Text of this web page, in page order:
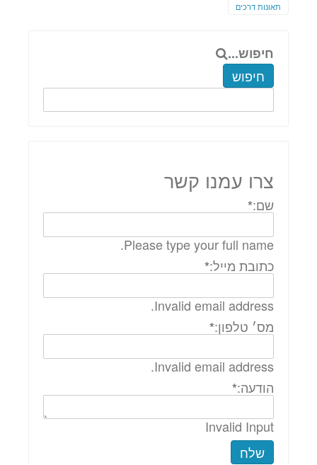
תאונות דרכים
חיפוש...
חיפוש
צרו עמנו קשר
שם:*
Please type your full name.
כתובת מייל:*
Invalid email address.
מס׳ טלפון:*
Invalid email address.
הודעה:*
Invalid Input
שלח